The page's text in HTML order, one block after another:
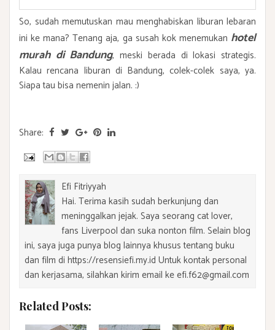
So, sudah memutuskan mau menghabiskan liburan lebaran
ini ke mana? Tenang aja, ga susah kok menemukan hotel
murah di Bandung, meski berada di lokasi strategis.
Kalau rencana liburan di Bandung, colek-colek saya, ya.
Siapa tau bisa nemenin jalan. :)
Share:
Efi Fitriyyah
Hai. Terima kasih sudah berkunjung dan
meninggalkan jejak. Saya seorang cat lover,
fans Liverpool dan suka nonton film. Selain blog
ini, saya juga punya blog lainnya khusus tentang buku
dan film di https://resensiefi.my.id Untuk kontak personal
dan kerjasama, silahkan kirim email ke efi.f62@gmail.com
Related Posts: